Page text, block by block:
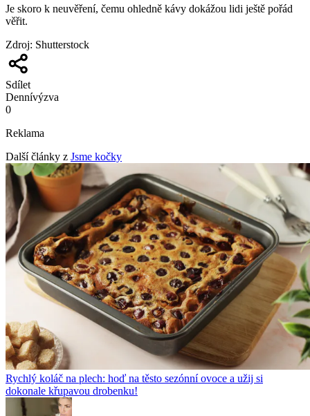
Je skoro k neuvěření, čemu ohledně kávy dokážou lidi ještě pořád
věřit.
Zdroj: Shutterstock
Sdílet
Dennívýzva
0
Reklama
Další články z Jsme kočky
Rychlý koláč na plech: hoď na těsto sezónní ovoce a užij si
dokonale křupavou drobenku!